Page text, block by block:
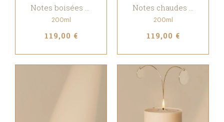
Notes boisées & Florales
200ml
119,00 €
Notes chaudes & Ambrées
200ml
119,00 €